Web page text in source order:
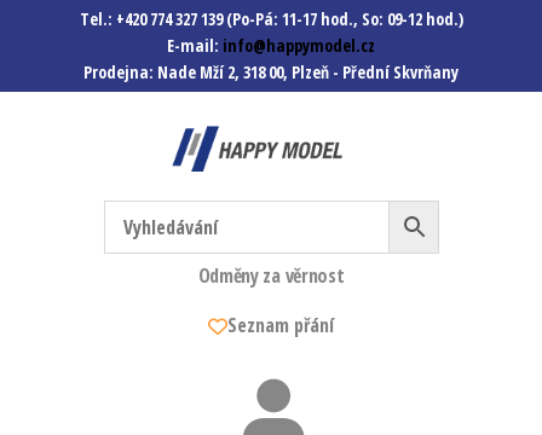
Tel.: +420 774 327 139 (Po-Pá: 11-17 hod., So: 09-12 hod.)
E-mail: info@happymodel.cz
Prodejna: Nade Mží 2, 318 00, Plzeň - Přední Skvrňany
Happymodel.cz
Modely autíček, modelová
železnice, mašinky, vagóny a
mnohem víc.
Odměny za věrnost
Seznam přání